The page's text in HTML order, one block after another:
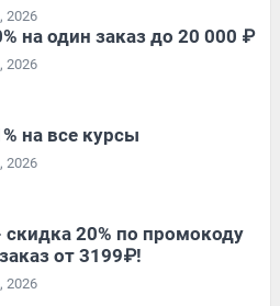
2026
на один заказ до 20 000 ₽
2026
на все курсы
2026
скидка 20% по промокоду
от 3199₽!
2026